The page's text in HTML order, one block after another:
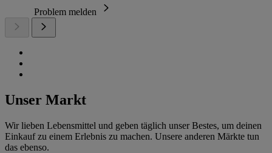
Problem melden
Unser Markt
Wir lieben Lebensmittel und geben täglich unser Bestes, um deinen
Einkauf zu einem Erlebnis zu machen. Unsere anderen Märkte tun
das ebenso.